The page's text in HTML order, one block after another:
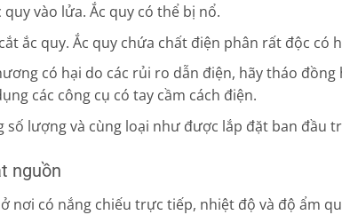
vào lửa. Ắc quy có thể bị nổ.
ắc quy. Ắc quy chứa chất điện phân rất độc có
có hại do các rủi ro dẫn điện, hãy tháo
các công cụ có tay cầm cách điện.
số lượng và cùng loại như được lắp đặt ban đầu
nguồn
ở nơi có nắng chiếu trực tiếp, nhiệt độ và độ ẩm